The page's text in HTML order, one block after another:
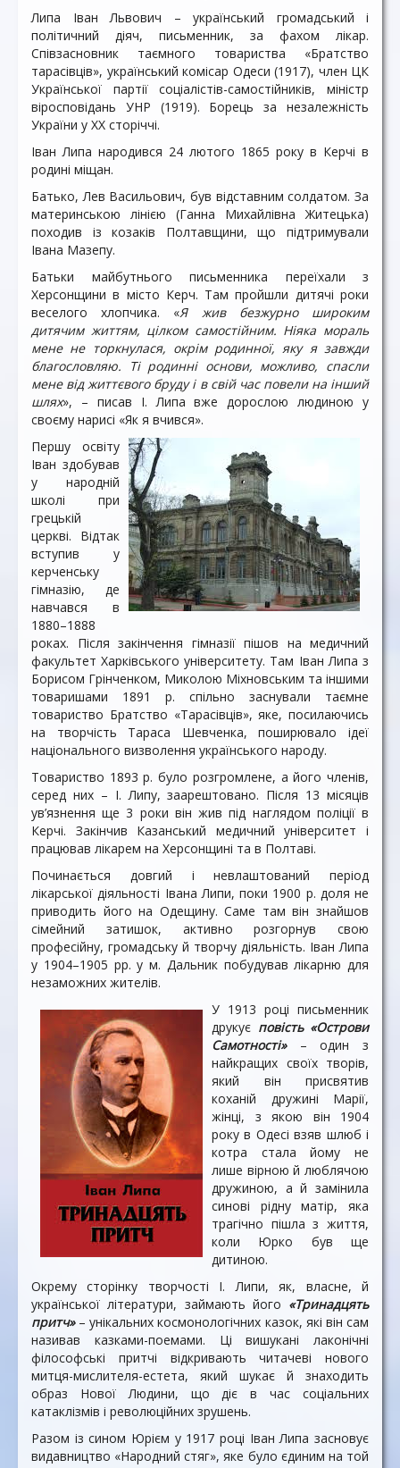
Липа Іван Львович – український громадський і
політичний діяч, письменник, за фахом лікар.
Співзасновник таємного товариства «Братство
тарасівців», український комісар Одеси (1917), член ЦК
Української партії соціалістів-самостійників, міністр
віросповідань УНР (1919). Борець за незалежність
України у ХХ сторіччі.
Іван Липа народився 24 лютого 1865 року в Керчі в
родині міщан.
Батько, Лев Васильович, був відставним солдатом. За
материнською лінією (Ганна Михайлівна Житецька)
походив із козаків Полтавщини, що підтримували
Івана Мазепу.
Батьки майбутнього письменника переїхали з
Херсонщини в місто Керч. Там пройшли дитячі роки
веселого хлопчика. «Я жив безжурно широким
дитячим життям, цілком самостійним. Ніяка мораль
мене не торкнулася, окрім родинної, яку я завжди
благословляю. Ті родинні основи, можливо, спасли
мене від життєвого бруду і в свій час повели на інший
шлях», – писав І. Липа вже дорослою людиною у
своєму нарисі «Як я вчився».
Першу освіту
Іван здобував
у народній
школі при
грецькій
церкві. Відтак
вступив у
керченську
гімназію, де
навчався в
1880–1888
роках. Після закінчення гімназії пішов на медичний
факультет Харківського університету. Там Іван Липа з
Борисом Грінченком, Миколою Міхновським та іншими
товаришами 1891 р. спільно заснували таємне
товариство Братство «Тарасівців», яке, посилаючись
на творчість Тараса Шевченка, поширювало ідеї
національного визволення українського народу.
Товариство 1893 р. було розгромлене, а його членів,
серед них – І. Липу, заарештовано. Після 13 місяців
ув’язнення ще 3 роки він жив під наглядом поліції в
Керчі. Закінчив Казанський медичний університет і
працював лікарем на Херсонщині та в Полтаві.
Починається довгий і невлаштований період
лікарської діяльності Івана Липи, поки 1900 р. доля не
приводить його на Одещину. Саме там він знайшов
сімейний затишок, активно розгорнув свою
професійну, громадську й творчу діяльність. Іван Липа
у 1904–1905 рр. у м. Дальник побудував лікарню для
незаможних жителів.
У 1913 році письменник
друкує повість «Острови
Самотності»– один з
найкращих своїх творів,
який він присвятив
коханій дружині Марії,
жінці, з якою він 1904
року в Одесі взяв шлюб і
котра стала йому не
лише вірною й люблячою
дружиною, а й замінила
синові рідну матір, яка
трагічно пішла з життя,
коли Юрко був ще
дитиною.
Окрему сторінку творчості І. Липи, як, власне, й
української літератури, займають його «Тринадцять
притч»– унікальних космонологічних казок, які він сам
називав казками-поемами. Ці вишукані лаконічні
філософські притчі відкривають читачеві нового
митця-мислителя-естета, який шукає й знаходить
образ Нової Людини, що діє в час соціальних
катаклізмів і революційних зрушень.
Разом із сином Юрієм у 1917 році Іван Липа засновує
видавництво «Народний стяг», яке було єдиним на той